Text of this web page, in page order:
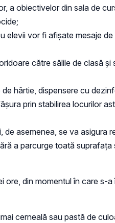
a obiectivelor din sala de
vor fi afișate mesaje
către sălile de clasă
hârtie, dispensere cu
prin stabilirea locurilor
asemenea, se va
a parcurge toată
ore, din momentul în care
cerneală sau pastă de